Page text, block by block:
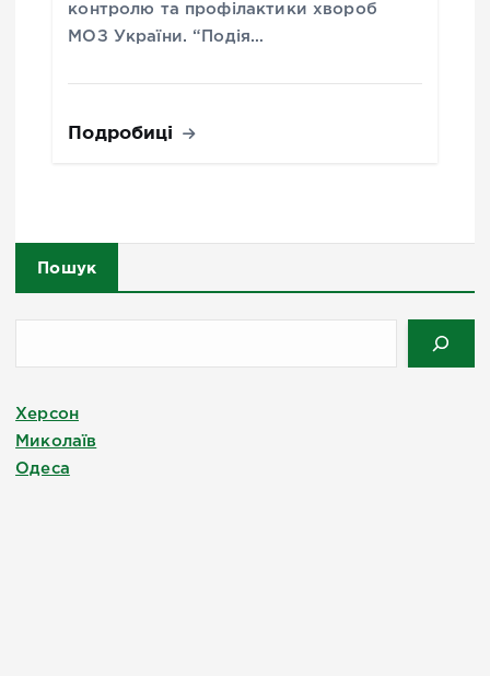
контролю та профілактики хвороб
МОЗ України. “Подія…
Подробиці
Пошук
Херсон
Миколаїв
Одеса